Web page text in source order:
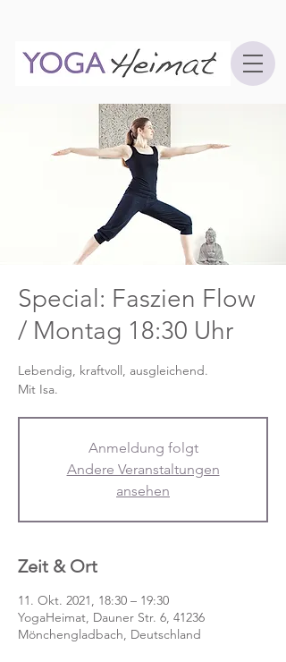
Special: Faszien Flow
/ Montag 18:30 Uhr
Lebendig, kraftvoll, ausgleichend.
Mit Isa.
Anmeldung folgt
Andere Veranstaltungen
ansehen
Zeit & Ort
11. Okt. 2021, 18:30 – 19:30
YogaHeimat, Dauner Str. 6, 41236
Mönchengladbach, Deutschland